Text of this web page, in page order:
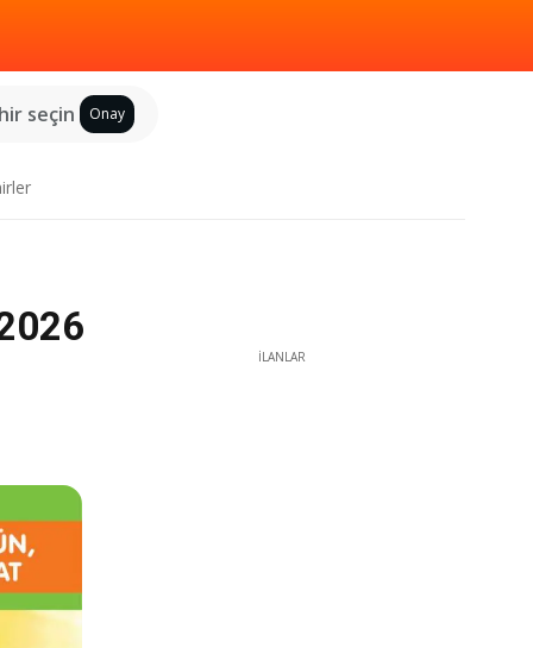
seçin Onay
İLANLAR